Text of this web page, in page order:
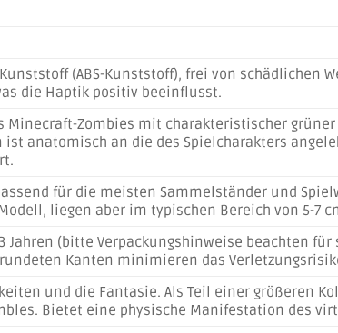
(ABS-Kunststoff), frei von schädlichen
die Haptik positiv beeinflusst.
Minecraft-Zombies mit charakteristischer
ist anatomisch an die des Spielcharakters
für die meisten Sammelständer und
liegen aber im typischen Bereich von 5-7
Jahren (bitte Verpackungshinweise beachten
Kanten minimieren das
und die Fantasie. Als Teil einer größeren
Bietet eine physische Manifestation des